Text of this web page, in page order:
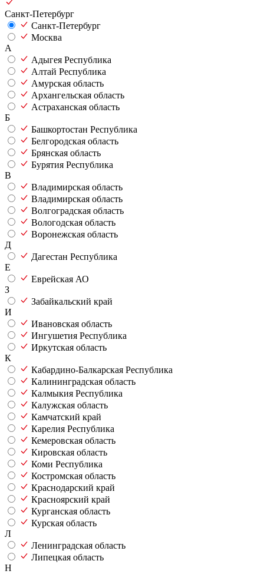
Санкт-Петербург
Санкт-Петербург
Москва
А
Адыгея Республика
Алтай Республика
Амурская область
Архангельская область
Астраханская область
Б
Башкортостан Республика
Белгородская область
Брянская область
Бурятия Республика
В
Владимирская область
Владимирская область
Волгоградская область
Вологодская область
Воронежская область
Д
Дагестан Республика
Е
Еврейская АО
З
Забайкальский край
И
Ивановская область
Ингушетия Республика
Иркутская область
К
Кабардино-Балкарская Республика
Калининградская область
Калмыкия Республика
Калужская область
Камчатский край
Карелия Республика
Кемеровская область
Кировская область
Коми Республика
Костромская область
Краснодарский край
Красноярский край
Курганская область
Курская область
Л
Ленинградская область
Липецкая область
Н